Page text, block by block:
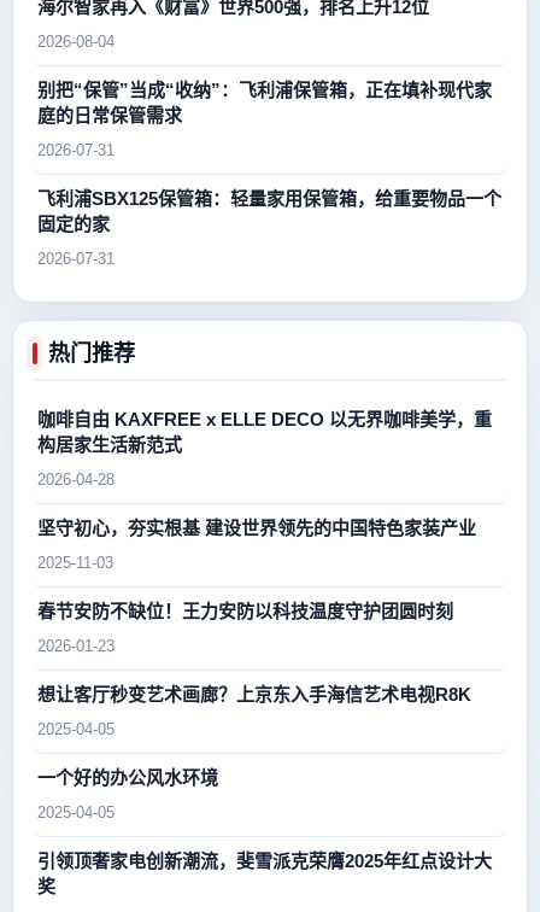
海尔智家再入《财富》世界500强，排名上升12位
2026-08-04
别把“保管”当成“收纳”：飞利浦保管箱，正在填补现代家
庭的日常保管需求
2026-07-31
飞利浦SBX125保管箱：轻量家用保管箱，给重要物品一个
固定的家
2026-07-31
热门推荐
咖啡自由 KAXFREE x ELLE DECO 以无界咖啡美学，重
构居家生活新范式
2026-04-28
坚守初心，夯实根基 建设世界领先的中国特色家装产业
2025-11-03
春节安防不缺位！王力安防以科技温度守护团圆时刻
2026-01-23
想让客厅秒变艺术画廊？上京东入手海信艺术电视R8K
2025-04-05
一个好的办公风水环境
2025-04-05
引领顶奢家电创新潮流，斐雪派克荣膺2025年红点设计大
奖